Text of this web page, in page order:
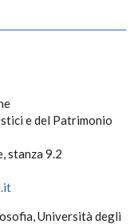
e del Patrimonio
stanza 9.2
Università degli